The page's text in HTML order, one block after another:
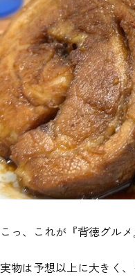
こっ、これが『背徳グル
実物は予想以上に大きく